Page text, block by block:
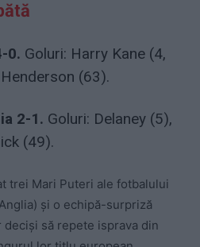
0. Goluri: Harry Kane (4,
(63).
2-1. Goluri: Delaney (5),
(49).
trei Mari Puteri ale fotbalului
și o echipă-surpriză
deciși să repete isprava din